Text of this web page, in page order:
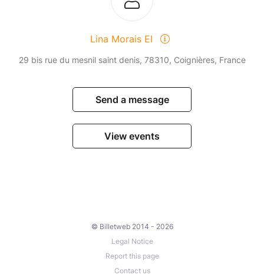
Lina Morais EI
29 bis rue du mesnil saint denis, 78310, Coignières, France
Send a message
View events
© Billetweb 2014 - 2026
Legal Notice
Report this page
Contact us